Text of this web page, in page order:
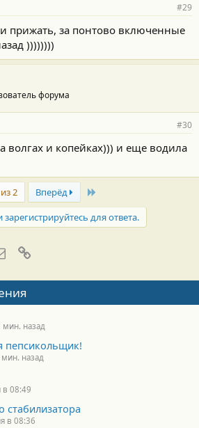
#29
прижать, за понтово включенные
))))))))
форума
#30
волгах и копейках))) и еще водила
2 Вперёд Last
для ответа.
Электронная почта
мин. назад
пепсикольщик!
назад
в 08:49
стабилизатора
в 08:36